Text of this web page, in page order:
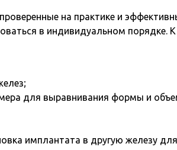
на практике и
в индивидуальном порядке.
для выравнивания формы и
имплантата в другую железу